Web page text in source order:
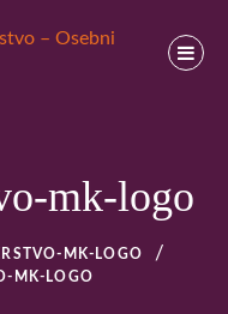
mk-logo
MK-LOGO
MK-LOGO